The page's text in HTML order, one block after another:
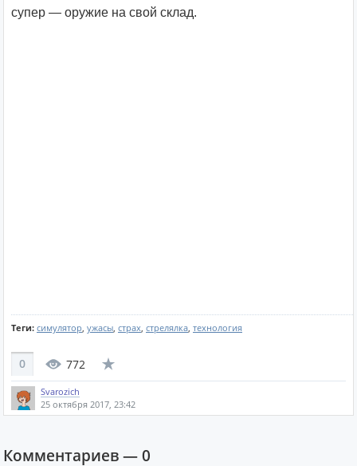
супер — оружие на свой склад.
Теги: симулятор, ужасы, страх, стрелялка, технология
0 772
Svarozich
25 октября 2017, 23:42
Комментариев —0